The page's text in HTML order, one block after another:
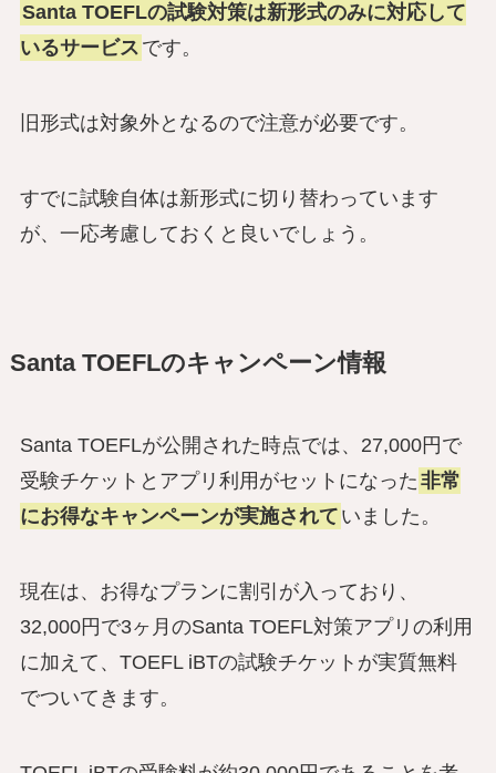
Santa TOEFLの試験対策は新形式のみに対応して
いるサービス です。
旧形式は対象外となるので注意が必要です。
すでに試験自体は新形式に切り替わっています
が、一応考慮しておくと良いでしょう。
Santa TOEFLのキャンペーン情報
Santa TOEFLが公開された時点では、27,000円で
受験チケットとアプリ利用がセットになった 非常
にお得なキャンペーンが実施されて いました。
現在は、お得なプランに割引が入っており、
32,000円で3ヶ月のSanta TOEFL対策アプリの利用
に加えて、TOEFL iBTの試験チケットが実質無料
でついてきます。